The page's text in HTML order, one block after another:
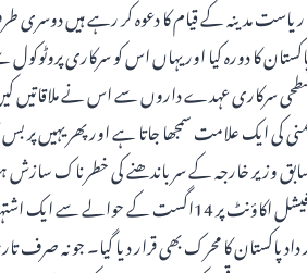
کا دورہ کیا اور یہاں اس کو سرکاری
سطحی سرکاری عہدے داروں سے اس نے ملاقاتیں
کی ایک علامت سمجھا جاتا ہے اور پھر یہیں پر
2021ء کو اپنے فیس بک اور ٹویٹر کے آفیشل اکاؤنٹ
پاکستان کا محرک بھی قرار دیا گیا۔ جو نہ صرف